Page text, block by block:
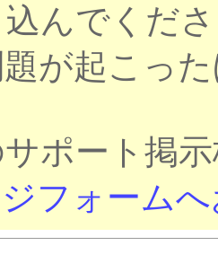
んでくだ
起こった
サポート掲
フォーム